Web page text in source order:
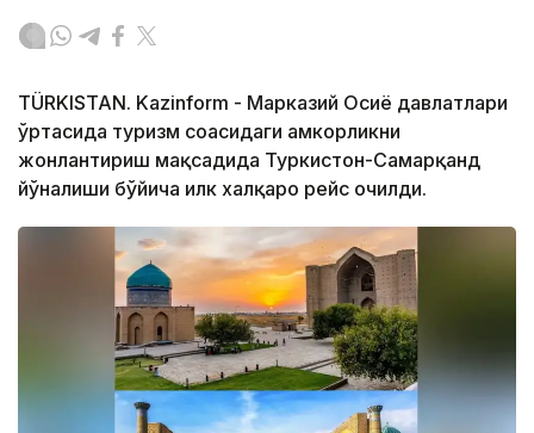
TÜRKISTAN. Kazinform - Марказий Осиё давлатлари
ўртасида туризм соҳасидаги ҳамкорликни
жонлантириш мақсадида Туркистон-Самарқанд
йўналиши бўйича илк халқаро рейс очилди.